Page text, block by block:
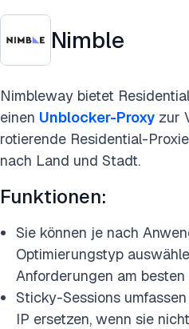
Nimble
Nimbleway bietet
einen Unblocker-Proxy zur
rotierende Residential-
nach Land und Stadt.
Funktionen:
Sie können je nach
Optimierungstyp
Anforderungen am
Sticky-Sessions
IP ersetzen, wenn sie